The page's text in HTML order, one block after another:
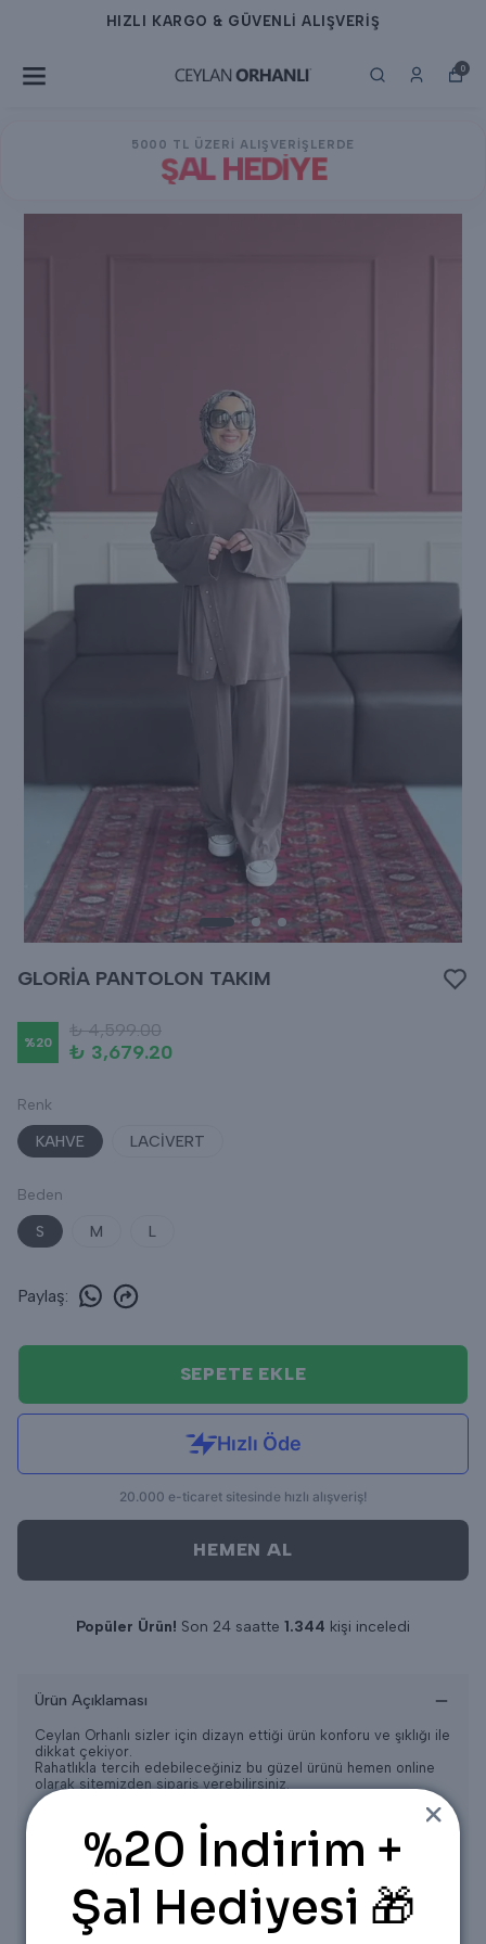
HIZLI KARGO & GÜVENLİ ALIŞVERİŞ
0
5000 TL ÜZERİ ALIŞVERİŞLERDE
ŞAL HEDİYE
GLORİA PANTOLON TAKIM
%20
₺ 4,599.00
₺ 3,679.20
Renk
KAHVE
LACİVERT
Beden
S
M L
Paylaş:
SEPETE EKLE
HEMEN AL
Popüler Ürün! Son 24 saatte 1.344 kişi inceledi
Ürün Açıklaması
Ceylan Orhanlı sizler için dizayn ettiği ürün konforu ve şıklığı ile
dikkat çekiyor.
Rahatlıkla tercih edebileceğiniz bu güzel ürünü hemen online
olarak sitemizden sipariş verebilirsiniz.
S BEDEN 36/38
M BEDEN 40/42
L BEDEN 44/46
ÜRÜN ÖLÇÜLERİ
Ön Boyu = 75CM
%20 İndirim +
Şal Hediyesi 🎁